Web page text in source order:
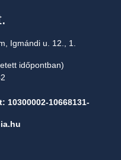
Igmándi u. 12., 1.
időpontban)
10300002-10668131-